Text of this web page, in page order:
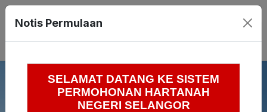
Notis Permulaan
SELAMAT DATANG KE SISTEM
PERMOHONAN HARTANAH
NEGERI SELANGOR